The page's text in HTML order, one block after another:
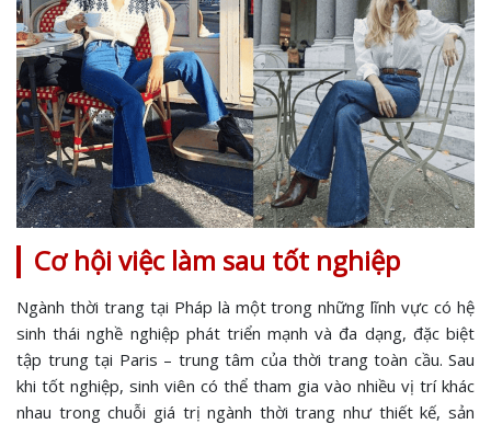
Cơ hội việc làm sau tốt nghiệp
Ngành thời trang tại Pháp là một trong những lĩnh vực có hệ
sinh thái nghề nghiệp phát triển mạnh và đa dạng, đặc biệt
tập trung tại Paris – trung tâm của thời trang toàn cầu. Sau
khi tốt nghiệp, sinh viên có thể tham gia vào nhiều vị trí khác
nhau trong chuỗi giá trị ngành thời trang như thiết kế, sản